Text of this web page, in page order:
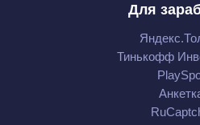
Для
Тинькофф